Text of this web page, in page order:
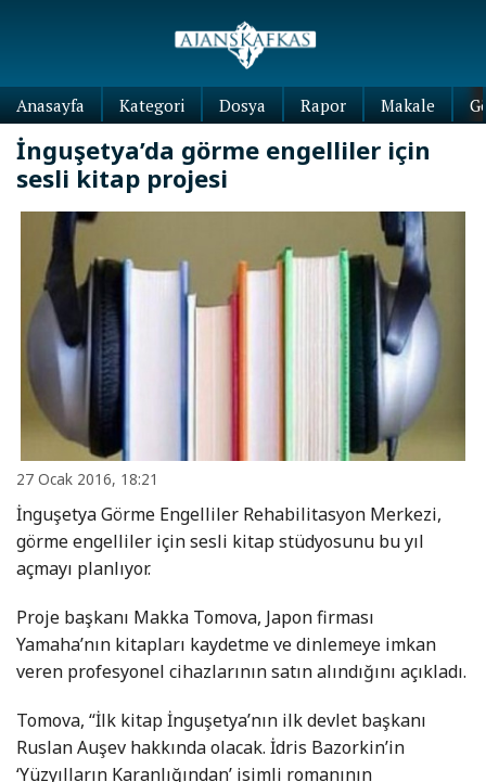
Anasayfa Kategori Dosya Rapor Makale
İnguşetya’da görme engelliler için
sesli kitap projesi
27 Ocak 2016, 18:21
İnguşetya Görme Engelliler Rehabilitasyon Merkezi,
görme engelliler için sesli kitap stüdyosunu bu yıl
açmayı planlıyor.
Proje başkanı Makka Tomova, Japon firması
Yamaha’nın kitapları kaydetme ve dinlemeye imkan
veren profesyonel cihazlarının satın alındığını açıkladı.
Tomova, “İlk kitap İnguşetya’nın ilk devlet başkanı
Ruslan Auşev hakkında olacak. İdris Bazorkin’in
‘Yüzyılların Karanlığından’ isimli romanının